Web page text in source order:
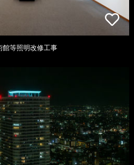
館等照明改修工事